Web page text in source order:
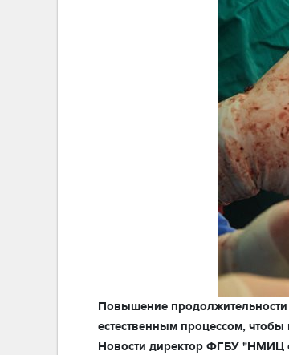
Повышение продолжительности
естественным процессом,
Новости директор ФГБУ "НМИЦ